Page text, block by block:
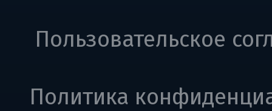
Пользовательское
Политика